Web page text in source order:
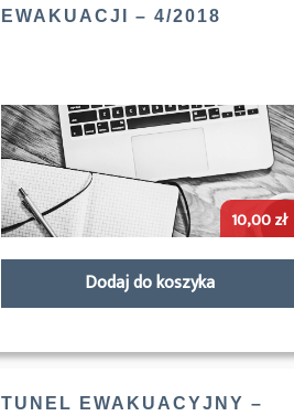
EWAKUACJI – 4/2018
10,00zł
Dodaj do koszyka
TUNEL EWAKUACYJNY –